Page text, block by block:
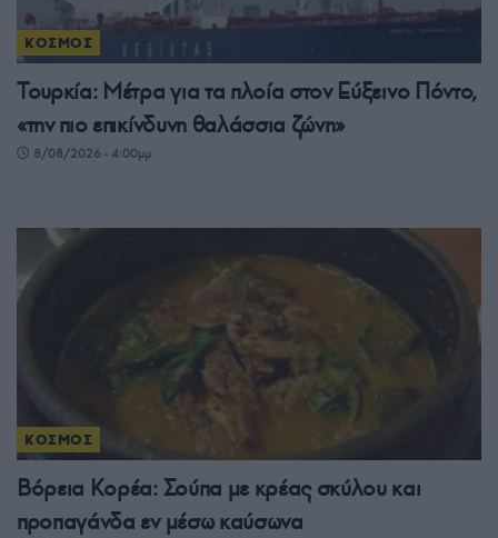
ΚΟΣΜΟΣ
Τουρκία: Μέτρα για τα πλοία στον Εύξεινο Πόντο,
«την πιο επικίνδυνη θαλάσσια ζώνη»
8/08/2026 - 4:00μμ
ΚΟΣΜΟΣ
Βόρεια Κορέα: Σούπα με κρέας σκύλου και
προπαγάνδα εν μέσω καύσωνα